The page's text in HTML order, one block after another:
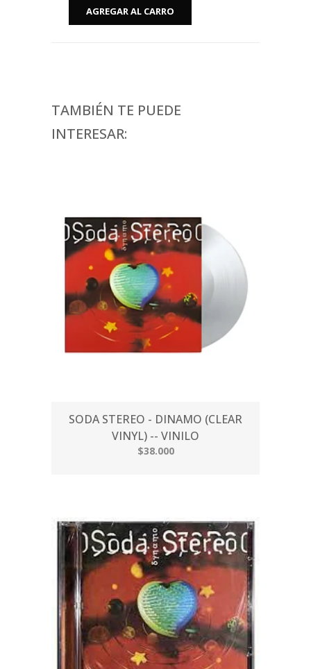
TAMBIÉN TE PUEDE
INTERESAR:
SODA STEREO - DINAMO (CLEAR
VINYL) -- VINILO
$38.000